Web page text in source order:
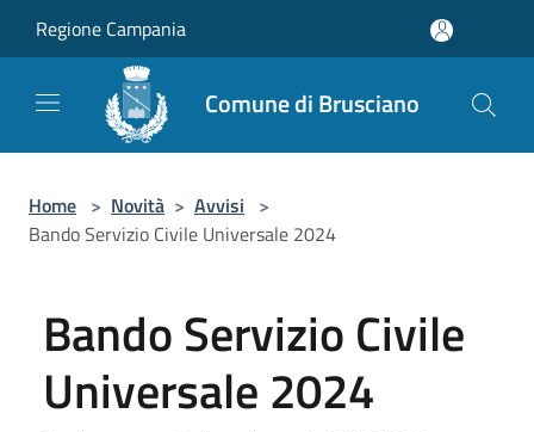
Regione Campania
Comune di Brusciano
Home > Novità > Avvisi >
Bando Servizio Civile Universale 2024
Bando Servizio Civile
Universale 2024